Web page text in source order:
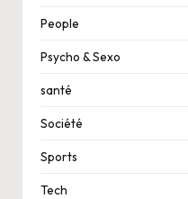
People
Psycho & Sexo
santé
Société
Sports
Tech